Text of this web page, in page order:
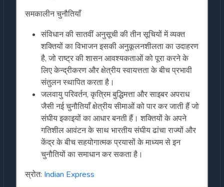
समकालीन चुनौतियाँ
संविधान की सातवीं अनुसूची की तीन सूचियों में व्यक्त
शक्तियों का विभाजन इसकी अनुकूलनशीलता का उदाहरण
है, जो राष्ट्र की शासन आवश्यकताओं को पूरा करने के
लिए केन्द्रीकरण और क्षेत्रीय स्वायत्तता के बीच प्रभावी
संतुलन स्थापित करता है।
जलवायु परिवर्तन, कृत्रिम बुद्धिमत्ता और साइबर अपराध
जैसी नई चुनौतियाँ क्षेत्रीय सीमाओं को पार कर जाती हैं जो
संघीय इकाइयों का आधार बनती हैं। शक्तियों के अपने
गतिशील आवंटन के साथ भारतीय संघीय ढांचा राज्यों और
केंद्र के बीच सहयोगात्मक प्रयासों के माध्यम से इन
चुनौतियों का समाधान कर सकता है।
स्रोत: Indian Express